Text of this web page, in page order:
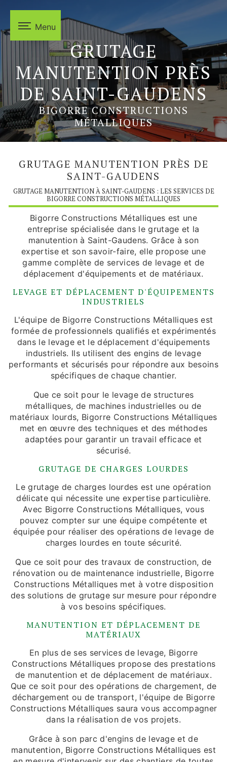
Menu
GRUTAGE
MANUTENTION PRÈS
DE SAINT-GAUDENS
BIGORRE CONSTRUCTIONS
MÉTALLIQUES
GRUTAGE MANUTENTION PRÈS DE
SAINT-GAUDENS
GRUTAGE MANUTENTION À SAINT-GAUDENS : LES SERVICES DE
BIGORRE CONSTRUCTIONS MÉTALLIQUES
Bigorre Constructions Métalliques est une
entreprise spécialisée dans le grutage et la
manutention à Saint-Gaudens. Grâce à son
expertise et son savoir-faire, elle propose une
gamme complète de services de levage et de
déplacement d'équipements et de matériaux.
LEVAGE ET DÉPLACEMENT D'ÉQUIPEMENTS
INDUSTRIELS
L'équipe de Bigorre Constructions Métalliques est
formée de professionnels qualifiés et expérimentés
dans le levage et le déplacement d'équipements
industriels. Ils utilisent des engins de levage
performants et sécurisés pour répondre aux besoins
spécifiques de chaque chantier.
Que ce soit pour le levage de structures
métalliques, de machines industrielles ou de
matériaux lourds, Bigorre Constructions Métalliques
met en œuvre des techniques et des méthodes
adaptées pour garantir un travail efficace et
sécurisé.
GRUTAGE DE CHARGES LOURDES
Le grutage de charges lourdes est une opération
délicate qui nécessite une expertise particulière.
Avec Bigorre Constructions Métalliques, vous
pouvez compter sur une équipe compétente et
équipée pour réaliser des opérations de levage de
charges lourdes en toute sécurité.
Que ce soit pour des travaux de construction, de
rénovation ou de maintenance industrielle, Bigorre
Constructions Métalliques met à votre disposition
des solutions de grutage sur mesure pour répondre
à vos besoins spécifiques.
MANUTENTION ET DÉPLACEMENT DE
MATÉRIAUX
En plus de ses services de levage, Bigorre
Constructions Métalliques propose des prestations
de manutention et de déplacement de matériaux.
Que ce soit pour des opérations de chargement, de
déchargement ou de transport, l'équipe de Bigorre
Constructions Métalliques saura vous accompagner
dans la réalisation de vos projets.
Grâce à son parc d'engins de levage et de
manutention, Bigorre Constructions Métalliques est